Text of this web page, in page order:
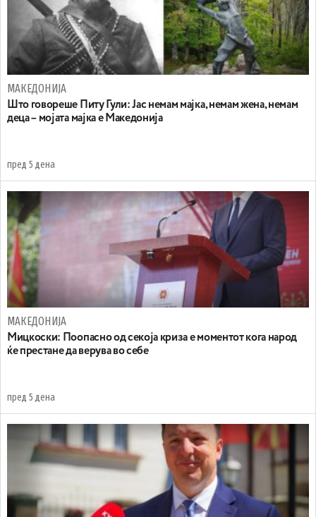
МАКЕДОНИЈА
Што говореше Питу Гули: Јас немам мајка, немам жена, немам
деца – мојата мајка е Македонија
пред 5 дена
МАКЕДОНИЈА
Мицкоски: Поопасно од секоја криза е моментот кога народ
ќе престане да верува во себе
пред 5 дена